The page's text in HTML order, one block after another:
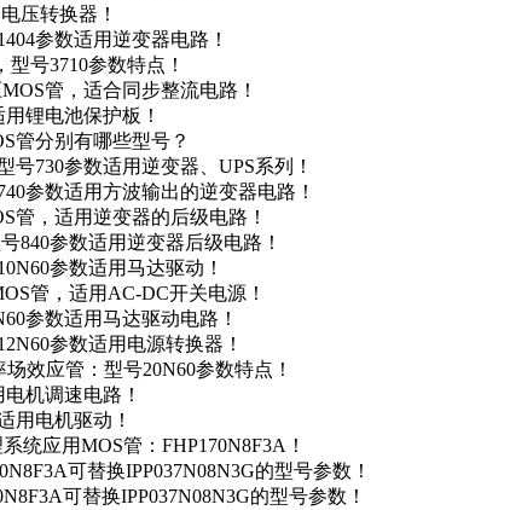
压转换器！
参数适用逆变器电路！
号3710参数特点！
管，适合同步整流电路！
锂电池保护板！
管分别有哪些型号？
730参数适用逆变器、UPS系列！
参数适用方波输出的逆变器电路！
管，适用逆变器的后级电路！
840参数适用逆变器后级电路！
参数适用马达驱动！
管，适用AC-DC开关电源！
参数适用马达驱动电路！
参数适用电源转换器！
效应管：型号20N60参数特点！
机调速电路！
用电机驱动！
统应用MOS管：FHP170N8F3A！
可替换IPP037N08N3G的型号参数！
可替换IPP037N08N3G的型号参数！